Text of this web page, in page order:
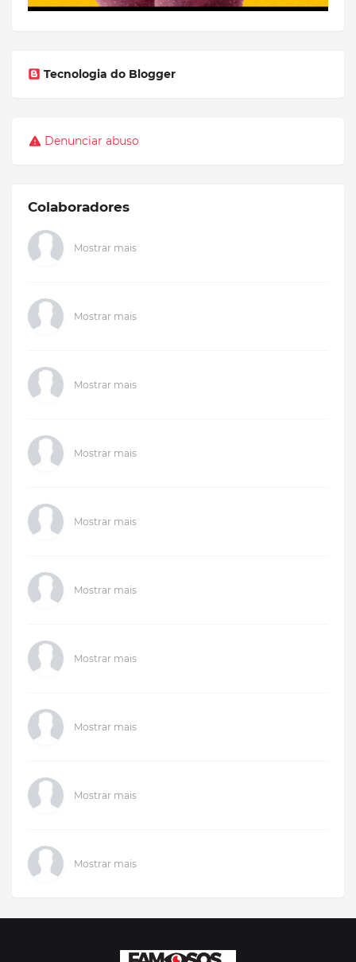
Tecnologia do Blogger
Denunciar abuso
Colaboradores
Mostrar mais
Mostrar mais
Mostrar mais
Mostrar mais
Mostrar mais
Mostrar mais
Mostrar mais
Mostrar mais
Mostrar mais
Mostrar mais